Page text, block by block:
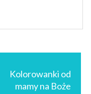
Kolorowanki od
mamy na Boże